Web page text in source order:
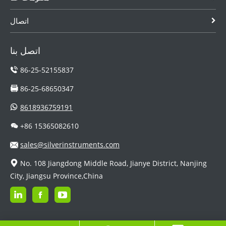
اتصال
اتصل بنا
86-25-52155837
86-25-68650347
8618936759191
+86 15365082610
sales@silverinstruments.com
No. 108 Jiangdong Middle Road, Jianye District, Nanjing
City, Jiangsu Province,China